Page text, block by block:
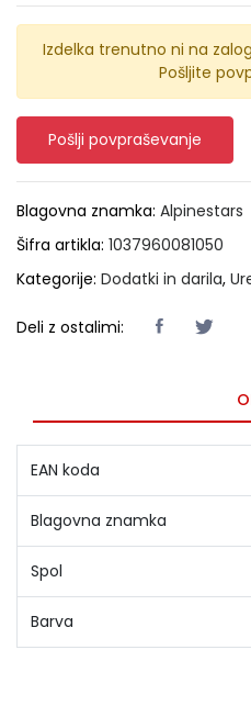
Izdelka trenutno ni na
Pošljite
Pošlji povpraševanje
Blagovna znamka: Alpinestars
Šifra artikla: 1037960081050
Kategorije: Dodatki in darila,
Deli z ostalimi:
EAN koda
Blagovna znamka
Spol
Barva